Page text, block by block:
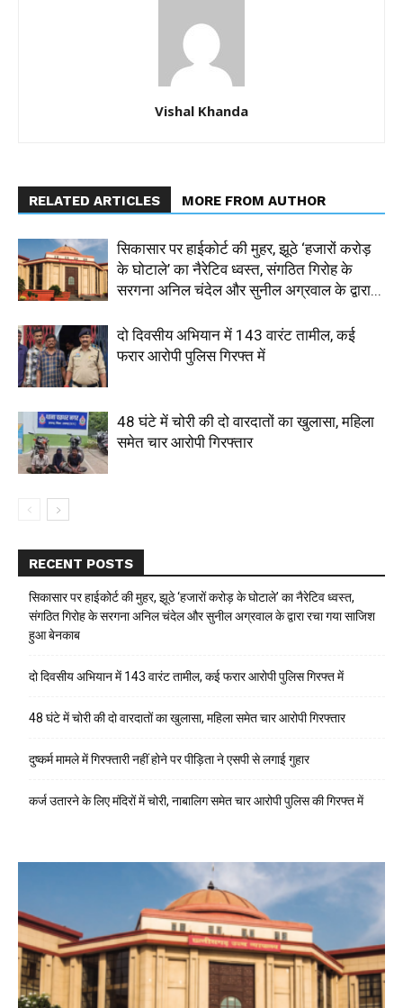
Vishal Khanda
RELATED ARTICLES MORE FROM AUTHOR
सिकासार पर हाईकोर्ट की मुहर, झूठे ‘हजारों करोड़
के घोटाले’ का नैरेटिव ध्वस्त, संगठित गिरोह के
सरगना अनिल चंदेल और सुनील अग्रवाल के द्वारा...
दो दिवसीय अभियान में 143 वारंट तामील, कई
फरार आरोपी पुलिस गिरफ्त में
48 घंटे में चोरी की दो वारदातों का खुलासा, महिला
समेत चार आरोपी गिरफ्तार
RECENT POSTS
सिकासार पर हाईकोर्ट की मुहर, झूठे ‘हजारों करोड़ के घोटाले’ का नैरेटिव ध्वस्त,
संगठित गिरोह के सरगना अनिल चंदेल और सुनील अग्रवाल के द्वारा रचा गया साजिश
हुआ बेनकाब
दो दिवसीय अभियान में 143 वारंट तामील, कई फरार आरोपी पुलिस गिरफ्त में
48 घंटे में चोरी की दो वारदातों का खुलासा, महिला समेत चार आरोपी गिरफ्तार
दुष्कर्म मामले में गिरफ्तारी नहीं होने पर पीड़िता ने एसपी से लगाई गुहार
कर्ज उतारने के लिए मंदिरों में चोरी, नाबालिग समेत चार आरोपी पुलिस की गिरफ्त में